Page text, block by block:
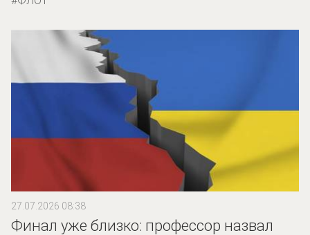
27.07.2026 08:38
Финал уже близко: профессор назвал